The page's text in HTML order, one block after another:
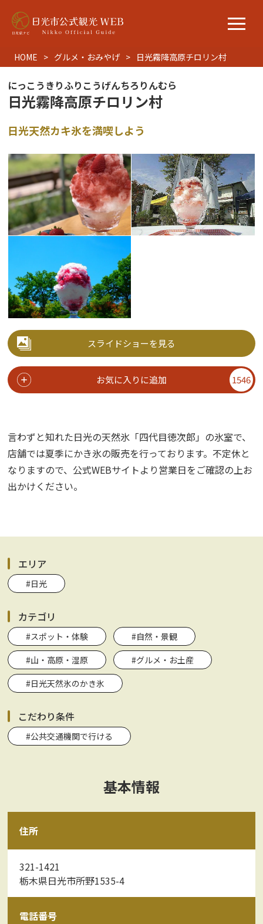
HOME グルメ・おみやげ 日光霧降高原チロリン村
にっこうきりふりこうげんちろりんむら
日光霧降高原チロリン村
日光天然カキ氷を満喫しよう
スライドショーを見る
お気に入りに追加 1546
言わずと知れた日光の天然氷「四代目徳次郎」の氷室で、
店舗では夏季にかき氷の販売を行っております。不定休と
なりますので、公式WEBサイトより営業日をご確認の上お
出かけください。
エリア
#日光
カテゴリ
#スポット・体験
#自然・景観
#山・高原・湿原
#グルメ・お土産
#日光天然氷のかき氷
こだわり条件
#公共交通機関で行ける
基本情報
住所
321-1421
栃木県日光市所野1535-4
電話番号